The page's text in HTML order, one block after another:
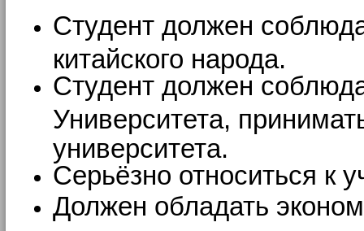
Студент должен
китайского народа.
Студент должен
Университета,
университета.
Серьёзно относиться к
Должен обладать